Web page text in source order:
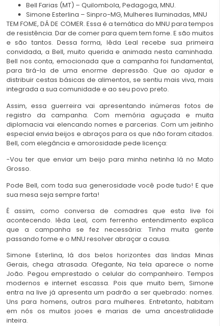
Bell Farias (MT) – Quilombola, Pedagoga, MNU.
Simone Esterlina – Sinpro-MG, Mulheres Iluminadas, MNU
TEM FOME, DÁ DE COMER. Essa é a temática do MNU para tempos
de resistência. Dar de comer para quem tem fome. E são muitos
e são tantos. Dessa forma, Iêda Leal recebe sua primeira
convidada, a Bell, muito querida e animada nesta caminhada.
Bell nos conta, emocionada que a campanha foi fundamental,
para tirá-la de uma enorme depressão. Que ao ajudar e
distribuir cestas básicas de alimentos, se sentiu mais viva, mais
integrada a sua comunidade e ao seu povo preto.
Assim, essa guerreira vai apresentando inúmeras fotos de
registro da campanha. Com memória aguçada e muita
diplomacia vai elencando nomes e parcerias. Com um jeitinho
especial envia beijos e abraços para os que não foram citados.
Bell, com elegância e amorosidade pede licença:
-Vou ter que enviar um beijo para minha netinha lá no Mato
Grosso.
Pode Bell, com toda sua generosidade você pode tudo! E que
sua mesa seja sempre farta!
É assim, como conversa de comadres que esta live foi
acontecendo. Iêda Leal, com ferrenho entendimento explica
que a campanha se fez necessária: Tinha muita gente
passando fome e o MNU resolver abraçar a causa.
Simone Esterlina, lá dos belos horizontes das lindas Minas
Gerais, chega atrasada. Ofegante, Na tela aparece o nome
João. Pegou emprestado o celular do companheiro. Tempos
modernos e internet escassa. Pois que muito bem, Simone
entra na live já apresenta um padrão a ser quebrado: nomes.
Uns para homens, outros para mulheres. Entretanto, habitam
em nós os muitos jooes e marias de uma ancestralidade
inteira.